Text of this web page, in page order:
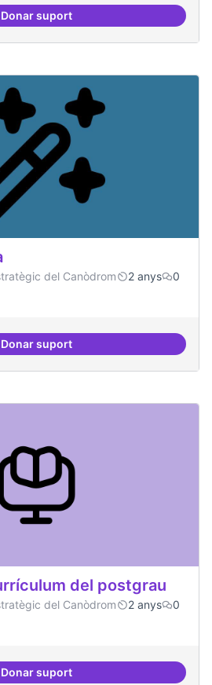
Donar suportInvestigacions amb component
del Canòdrom 2 anys
0
Donar suportHabitar la plaça
del postgrau
del Canòdrom 2 anys
0
Donar suportDefinició del currículum del